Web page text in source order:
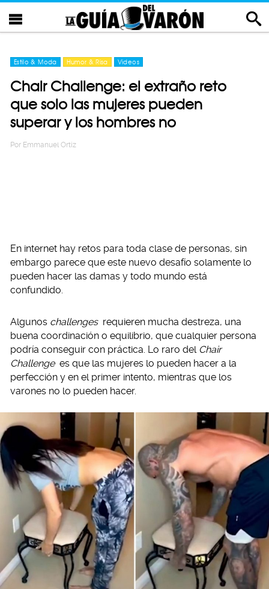
Estilo & Moda Humor & Risa Videos
Chair Challenge: el extraño reto
que solo las mujeres pueden
superar y los hombres no
Por Emmanuel Ortiz
En internet hay retos para toda clase de personas, sin
embargo parece que este nuevo desafío solamente lo
pueden hacer las damas y todo mundo está
confundido.
Algunos challenges requieren mucha destreza, una
buena coordinación o equilibrio, que cualquier persona
podría conseguir con práctica. Lo raro del Chair
Challenge es que las mujeres lo pueden hacer a la
perfección y en el primer intento, mientras que los
varones no lo pueden hacer.